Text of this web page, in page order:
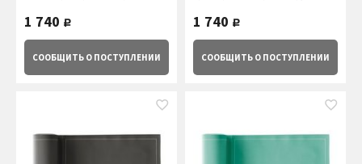
1 740 руб.
СООБЩИТЬ О ПОСТУПЛЕНИИ
1 740 руб.
СООБЩИТЬ О ПОСТУПЛЕНИИ